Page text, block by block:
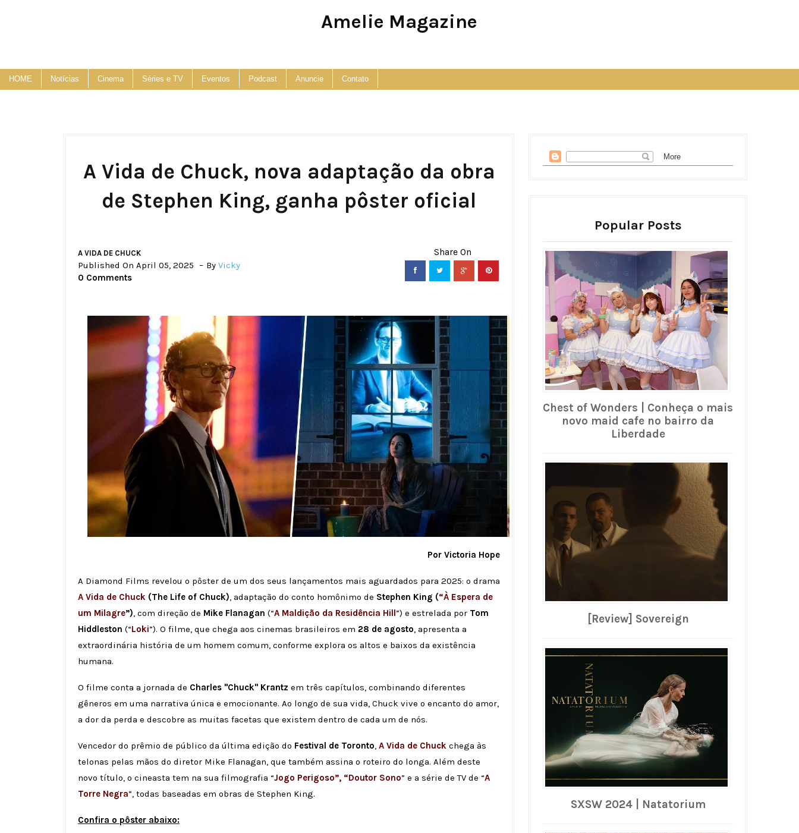
Amelie Magazine
HOME Notícias Cinema Séries e TV Eventos Podcast Anuncie Contato
A Vida de Chuck, nova adaptação da obra
de Stephen King, ganha pôster oficial
A VIDA DE CHUCK
Published On April 05, 2025 By Vicky
0 Comments
Por Victoria Hope
A Diamond Films revelou o pôster de um dos seus lançamentos mais aguardados para 2025: o drama
A Vida de Chuck (The Life of Chuck) , adaptação do conto homônimo de Stephen King (“À Espera de
um Milagre”) , com direção de Mike Flanagan (“A Maldição da Residência Hill”) e estrelada por Tom
Hiddleston (“Loki”). O filme, que chega aos cinemas brasileiros em 28 de agosto , apresenta a
extraordinária história de um homem comum, conforme explora os altos e baixos da existência
humana.
O filme conta a jornada de Charles "Chuck" Krantz em três capítulos, combinando diferentes
gêneros em uma narrativa única e emocionante. Ao longo de sua vida, Chuck vive o encanto do amor,
a dor da perda e descobre as muitas facetas que existem dentro de cada um de nós.
Vencedor do prêmio de público da última edição do Festival de Toronto A Vida de Chuck chega às
telonas pelas mãos do diretor Mike Flanagan, que também assina o roteiro do longa. Além deste
novo título, o cineasta tem na sua filmografia “Jogo Perigoso”, “Doutor Sono” e a série de TV de “A
Torre Negra”, todas baseadas em obras de Stephen King.
Confira o pôster abaixo:
Popular Posts
Chest of Wonders | Conheça o mais
novo maid cafe no bairro da
Liberdade
[Review] Sovereign
SXSW 2024 | Natatorium